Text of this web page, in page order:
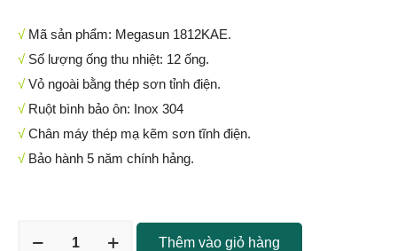
√ Mã sản phẩm: Megasun 1812KAE.
√ Số lượng ống thu nhiệt: 12 ống.
√ Vỏ ngoài bằng thép sơn tỉnh điện.
√ Ruột bình bảo ôn: Inox 304
√ Chân máy thép mạ kẽm sơn tĩnh điện.
√ Bảo hành 5 năm chính hảng.
Thêm vào giỏ hàng